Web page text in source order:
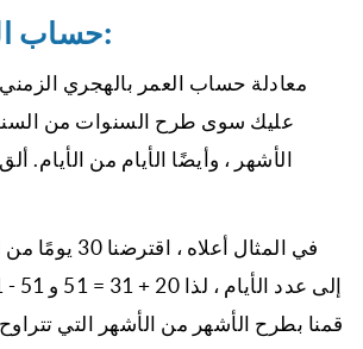
حساب العمر الزمني:
معادلة حساب العمر بالهجري الزمني
عليك سوى طرح السنوات من
الأشهر ، وأيضًا الأيام من الأيام.
في المثال أعلاه